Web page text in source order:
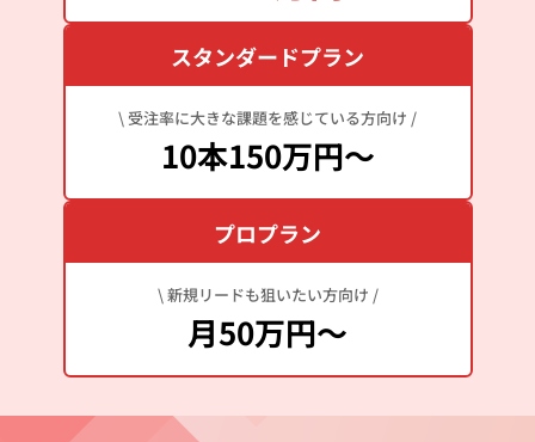
スタンダードプラン
\ 受注率に大きな課題を感じている方向け /
10本150万円～
プロプラン
\ 新規リードも狙いたい方向け /
月50万円～